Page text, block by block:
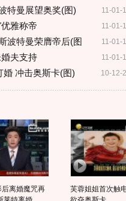
11-01-
特曼展望奥奖(图)
11-01-
雅称帝
11-01-
波特曼荣膺帝后(图
11-01-
夫支持
10-12-
婚 冲击奥斯卡(图)
离婚魔咒再
芙蓉姐姐首次触